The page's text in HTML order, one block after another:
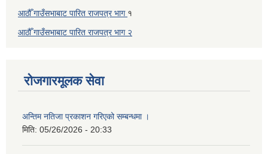
आठौँ गाउँसभाबाट पारित राजपत्र भाग १
आठौँ गाउँसभाबाट पारित राजपत्र भाग २
रोजगारमूलक सेवा
अन्तिम नतिजा प्रकाशन गरिएको सम्बन्धमा ।
मिति: 05/26/2026 - 20:33